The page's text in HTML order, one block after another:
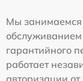
Мы занимаемся
обслуживанием
гарантийного
работает